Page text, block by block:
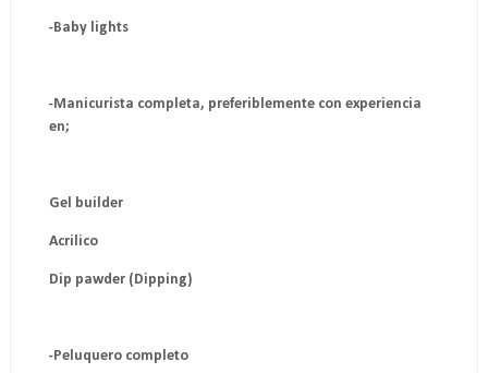
-Baby lights
-Manicurista completa, preferiblemente con experiencia
en;
Gel builder
Acrilico
Dip pawder (Dipping)
-Peluquero completo